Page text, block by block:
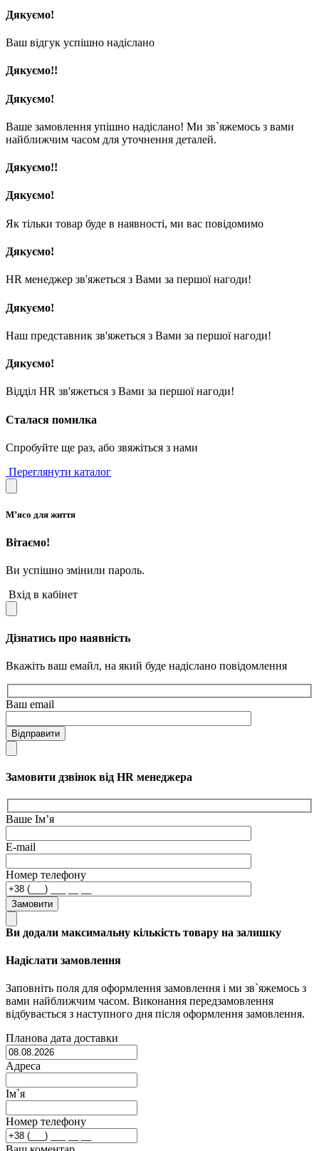
Дякуємо!
Ваш відгук успішно надіслано
Дякуємо!!
Дякуємо!
Ваше замовлення упішно надіслано! Ми зв`яжемось з вами
найближчим часом для уточнення деталей.
Дякуємо!!
Дякуємо!
Як тільки товар буде в наявності, ми вас повідомимо
Дякуємо!
HR менеджер зв'яжеться з Вами за першої нагоди!
Дякуємо!
Наш представник зв'яжеться з Вами за першої нагоди!
Дякуємо!
Відділ HR зв'яжеться з Вами за першої нагоди!
Сталася помилка
Спробуйте ще раз, або звяжіться з нами
Переглянути каталог
М’ясо для життя
Вітаємо!
Ви успішно змінили пароль.
Вхід в кабінет
Дізнатись про наявність
Вкажіть ваш емайл, на який буде надіслано повідомлення
Ваш email
Відправити
Замовити дзвінок від HR менеджера
Ваше Ім’я
E-mail
Номер телефону
Замовити
Ви додали максимальну кількість товару на залишку
Надіслати замовлення
Заповніть поля для оформлення замовлення і ми зв`яжемось з
вами найближчим часом. Виконання передзамовлення
відбувається з наступного дня після оформлення замовлення.
Планова дата доставки
Адреса
Ім`я
Номер телефону